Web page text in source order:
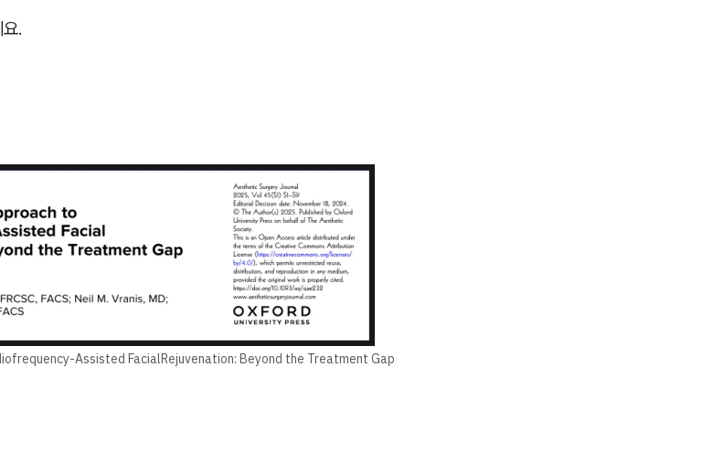
.
Assisted FacialRejuvenation: Beyond the Treatment Gap